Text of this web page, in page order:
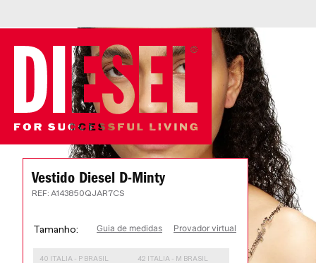
Vestido Diesel D-Minty
: A143850QJAR7CS
Provador virtual
Guia de medidas
Tamanho
40 ITALIA - P BRASIL 42 ITALIA - M BRASIL